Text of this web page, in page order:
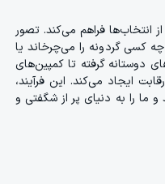
انتخاب‌ها فراهم می‌کند. تصور
کسی گردونه را می‌چرخاند یا
دوستانه گرفته تا کمپین‌های
ایجاد می‌کند. این فرآیند،
ما را به دنیای پر از شگفتی و